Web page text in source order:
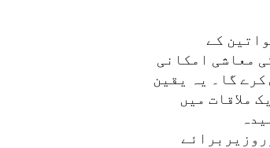
کے
معاشی امکانی
گا۔ یہ یقین
ملاقات میں